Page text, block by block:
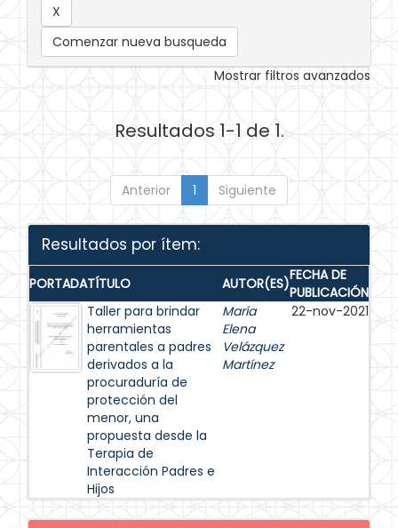
Comenzar nueva busqueda
Mostrar filtros avanzados
Resultados 1-1 de 1.
Anterior 1 Siguiente
Resultados por ítem:
PORTADATÍTULO AUTOR(ES)FECHA DE
PUBLICACIÓN
Taller para brindar
herramientas
parentales a padres
derivados a la
procuraduría de
protección del
menor, una
propuesta desde la
Terapia de
Interacción Padres e
Hijos
María
Elena
Velázquez
Martínez
22-nov-2021